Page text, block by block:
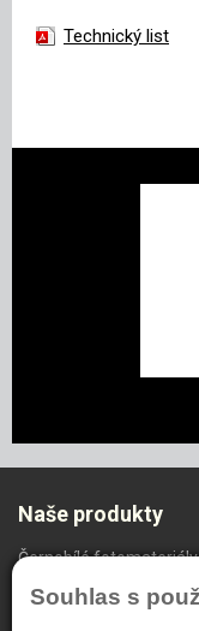
Souhlas s
Technický list
Naše produkty
Černobílé fotomateriály
Radiodiagnostika